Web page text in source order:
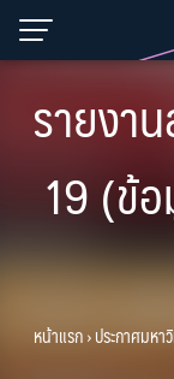
Skip
รายงา
19 (ข้
หน้าแรก›ประกาศมหา